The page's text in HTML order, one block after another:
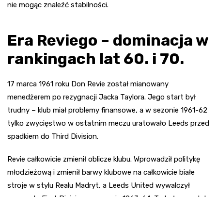
nie mogąc znaleźć stabilności.
Era Reviego – dominacja w
rankingach lat 60. i 70.
17 marca 1961 roku Don Revie został mianowany
menedżerem po rezygnacji Jacka Taylora. Jego start był
trudny – klub miał problemy finansowe, a w sezonie 1961-62
tylko zwycięstwo w ostatnim meczu uratowało Leeds przed
spadkiem do Third Division.
Revie całkowicie zmienił oblicze klubu. Wprowadził politykę
młodzieżową i zmienił barwy klubowe na całkowicie białe
stroje w stylu Realu Madryt, a Leeds United wywalczył